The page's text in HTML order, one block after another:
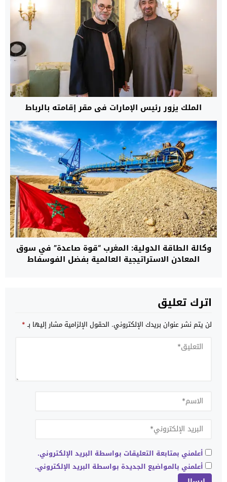
الملك يزور رئيس الإمارات في مقر إقامته بالرباط
وكالة الطاقة الدولية: المغرب “قوة صاعدة” في سوق
المعادن الاستراتيجية العالمية بفضل الفوسفاط
اترك تعليق
لن يتم نشر عنوان بريدك الإلكتروني. الحقول الإلزامية مشار إليها بـ*
أعلمني بمتابعة التعليقات بواسطة البريد الإلكتروني.
أعلمني بالمواضيع الجديدة بواسطة البريد الإلكتروني.